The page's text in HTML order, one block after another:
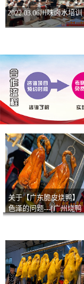
2022.03.06川味卤水培训
关于【广东脆皮烧鸭】
色泽的问题---[广州烧鸭